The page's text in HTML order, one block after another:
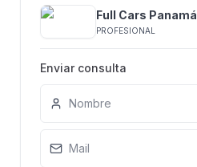
Full Cars Panamá
PROFESIONAL
Enviar consulta
Nombre
Mail